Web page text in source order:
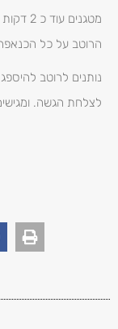
הרוטב על כל הכנאפה
נותנים לרוטב
לצלחת הגשה.